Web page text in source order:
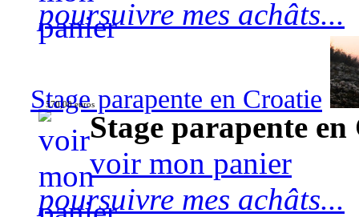
poursuivre mes achâts...
Stage parapente en Croatie
570,00 euros
Stage parapente
voir mon panier
poursuivre mes achâts...